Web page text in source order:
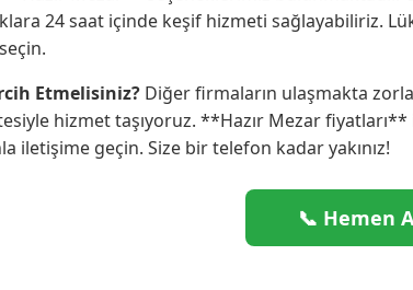
24 saat içinde keşif hizmeti sağlayabiliriz.
Etmelisiniz? Diğer firmaların ulaşmakta
hizmet taşıyoruz. **Hazır Mezar
iletişime geçin. Size bir telefon kadar yakınız!
📞 Hemen